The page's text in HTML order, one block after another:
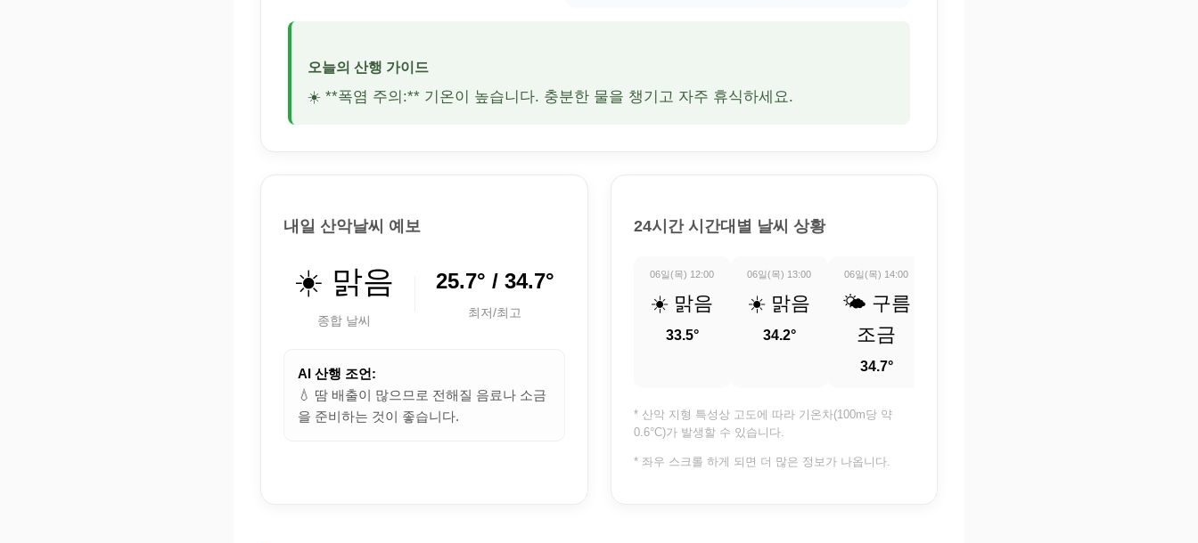
오늘의 산행 가이드
☀️ **폭염 주의:** 기온이 높습니다. 충분한 물을 챙기고 자주 휴식하세요.
내일 산악날씨 예보
☀️ 맑음
종합 날씨
25.7° / 34.7°
최저/최고
AI 산행 조언:
💧 땀 배출이 많으므로 전해질 음료나 소금
을 준비하는 것이 좋습니다.
24시간 시간대별 날씨 상황
06일(목) 12:00
☀️ 맑음
33.5°
06일(목) 13:00
☀️ 맑음
34.2°
06일(목) 14:00
🌤️ 구름
조금
34.7°
* 산악 지형 특성상 고도에 따라 기온차(100m당 약
0.6°C)가 발생할 수 있습니다.
* 좌우 스크롤 하게 되면 더 많은 정보가 나옵니다.